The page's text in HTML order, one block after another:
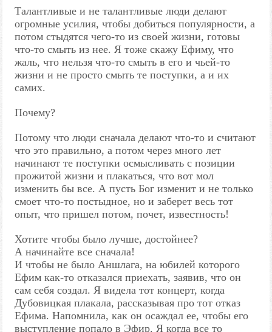
Талантливые и не талантливые люди делают
огромные усилия, чтобы добиться популярности, а
потом стыдятся чего-то из своей жизни, готовы
что-то смыть из нее. Я тоже скажу Ефиму, что
жаль, что нельзя что-то смыть в его и чьей-то
жизни и не просто смыть те поступки, а и их
самих.
Почему?
Потому что люди сначала делают что-то и считают
что это правильно, а потом через много лет
начинают те поступки осмысливать с позиции
прожитой жизни и плакаться, что вот мол
изменить бы все. А пусть Бог изменит и не только
смоет что-то постыдное, но и заберет весь тот
опыт, что пришел потом, почет, известность!
Хотите чтобы было лучше, достойнее?
А начинайте все сначала!
И чтобы не было Аншлага, на юбилей которого
Ефим как-то отказался приехать, заявив, что он
сам себя создал. Я видела тот концерт, когда
Дубовицкая плакала, рассказывая про тот отказ
Ефима. Напомнила, как он осаждал ее, чтобы его
выступление попало в Эфир. Я когда все то